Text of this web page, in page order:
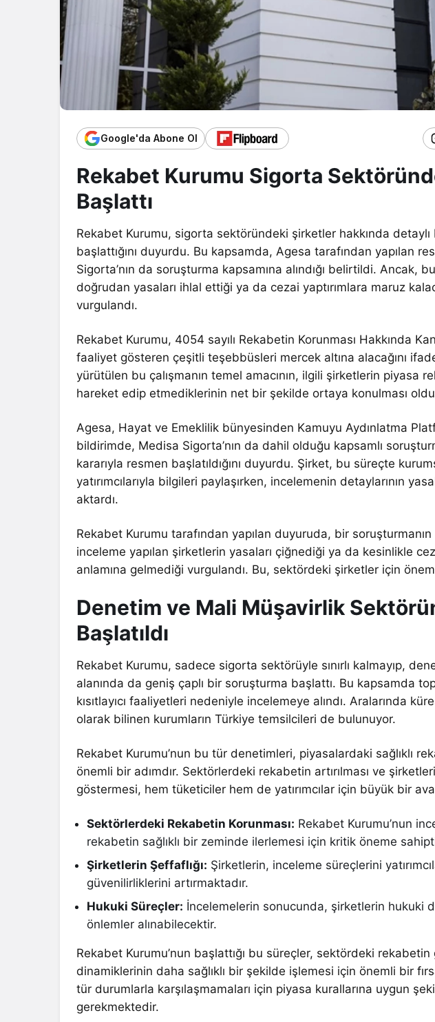
Google'da Abone Ol
Rekabet Kurumu Sigorta
Başlattı
Rekabet Kurumu, sigorta sektöründeki şirketler hakkında
başlattığını duyurdu. Bu kapsamda, Agesa tarafından yapılan
Sigorta’nın da soruşturma kapsamına alındığı belirtildi. Ancak,
doğrudan yasaları ihlal ettiği ya da cezai yaptırımlara maruz
vurgulandı.
Rekabet Kurumu, 4054 sayılı Rekabetin Korunması Hakkında
faaliyet gösteren çeşitli teşebbüsleri mercek altına alacağını
yürütülen bu çalışmanın temel amacının, ilgili şirketlerin piyasa
hareket edip etmediklerinin net bir şekilde ortaya konulması
Agesa, Hayat ve Emeklilik bünyesinden Kamuyu Aydınlatma
bildirimde, Medisa Sigorta’nın da dahil olduğu kapsamlı
kararıyla resmen başlatıldığını duyurdu. Şirket, bu süreçte
yatırımcılarıyla bilgileri paylaşırken, incelemenin detaylarının
aktardı.
Rekabet Kurumu tarafından yapılan duyuruda, bir soruşturmanın
inceleme yapılan şirketlerin yasaları çiğnediği ya da kesinlikle
anlamına gelmediği vurgulandı. Bu, sektördeki şirketler için
Denetim ve Mali Müşavirlik
Başlatıldı
Rekabet Kurumu, sadece sigorta sektörüyle sınırlı kalmayıp,
alanında da geniş çaplı bir soruşturma başlattı. Bu kapsamda
kısıtlayıcı faaliyetleri nedeniyle incelemeye alındı. Aralarında
olarak bilinen kurumların Türkiye temsilcileri de bulunuyor.
Rekabet Kurumu’nun bu tür denetimleri, piyasalardaki sağlıklı
önemli bir adımdır. Sektörlerdeki rekabetin artırılması ve
göstermesi, hem tüketiciler hem de yatırımcılar için büyük bir
Sektörlerdeki Rekabetin Korunması: Rekabet Kurumu’nun
rekabetin sağlıklı bir zeminde ilerlemesi için kritik öneme
Şirketlerin Şeffaflığı: Şirketlerin, inceleme süreçlerini
güvenilirliklerini artırmaktadır.
Hukuki Süreçler: İncelemelerin sonucunda, şirketlerin hukuki
önlemler alınabilecektir.
Rekabet Kurumu’nun başlattığı bu süreçler, sektördeki
dinamiklerinin daha sağlıklı bir şekilde işlemesi için önemli bir
tür durumlarla karşılaşmamaları için piyasa kurallarına uygun
gerekmektedir.